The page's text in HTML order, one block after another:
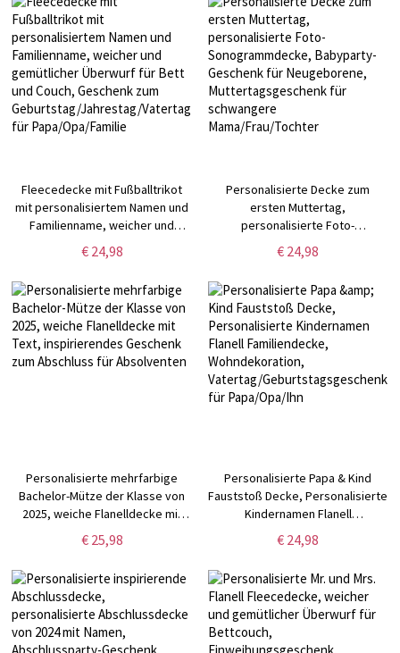
Fleecedecke mit Fußballtrikot
mit personalisiertem Namen und
Familienname, weicher und
gemütlicher Überwurf für Bett
und Couch, Geschenk zum
Geburtstag/Jahrestag/Vatertag
für Papa/Opa/Familie
€ 24,98
Personalisierte Decke zum
ersten Muttertag,
personalisierte Foto-
Sonogrammdecke, Babyparty-
Geschenk für Neugeborene,
schwangere Mama/Frau/Tochter
€ 24,98
Personalisierte mehrfarbige
Bachelor-Mütze der Klasse von
2025, weiche Flanelldecke mit
Text, inspirierendes Geschenk
zum Abschluss für Absolventen
€ 25,98
Personalisierte Papa & Kind
Fauststoß Decke, Personalisierte
Kindernamen Flanell
Familiendecke, Wohndekoration,
Vatertag/Geburtstagsgeschenk
€ 24,98